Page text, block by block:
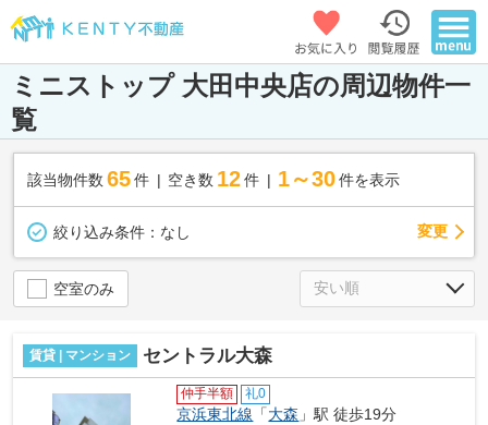
ミニストップ 大田中央店の周辺物件一
覧
該当物件数 65件 空き数 12 件 1～30 件を表示
絞り込み条件： なし 変更
空室のみ
賃貸 | マンション セントラル大森
仲手半額 礼0
京浜東北線 「大森 」駅 徒歩19分